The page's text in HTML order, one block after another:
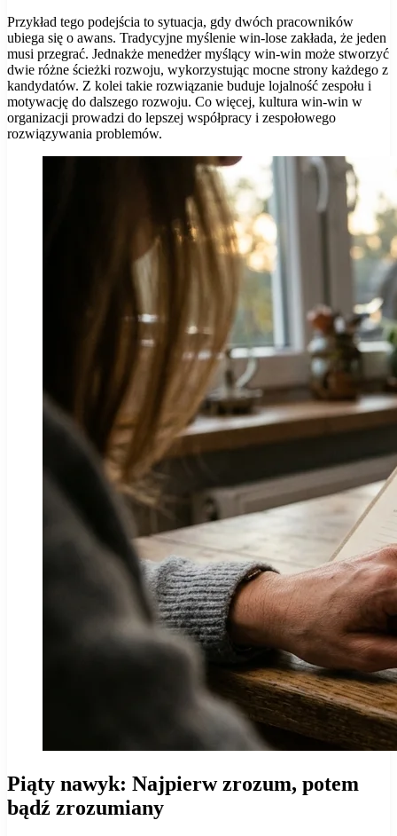
Przykład tego podejścia to sytuacja, gdy dwóch pracowników
ubiega się o awans. Tradycyjne myślenie win-lose zakłada, że jeden
musi przegrać. Jednakże menedżer myślący win-win może stworzyć
dwie różne ścieżki rozwoju, wykorzystując mocne strony każdego z
kandydatów. Z kolei takie rozwiązanie buduje lojalność zespołu i
motywację do dalszego rozwoju. Co więcej, kultura win-win w
organizacji prowadzi do lepszej współpracy i zespołowego
rozwiązywania problemów.
Piąty nawyk: Najpierw zrozum, potem
bądź zrozumiany